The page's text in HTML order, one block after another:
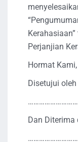
Perjanjian
Hormat Kami,
Disetujui
Dan Diterima